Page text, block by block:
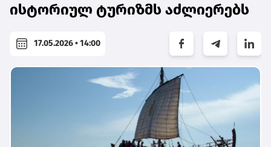
ისტორიულ ტურიზმს აძლიერებს
17.05.2026 • 14:00